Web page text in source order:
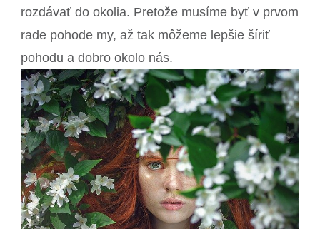
rozdávať do okolia. Pretože musíme byť v prvom
rade pohode my, až tak môžeme lepšie šíriť
pohodu a dobro okolo nás.